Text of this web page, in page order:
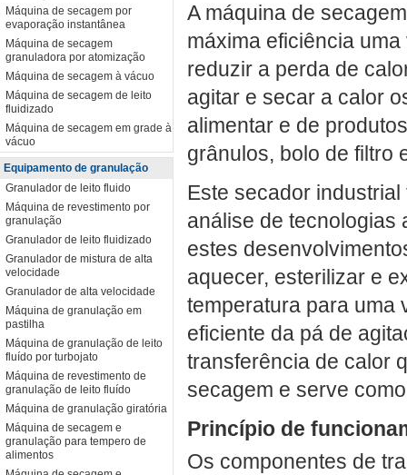
Máquina de secagem por
evaporação instantânea
Máquina de secagem
granuladora por atomização
Máquina de secagem à vácuo
Máquina de secagem de leito
fluidizado
Máquina de secagem em grade à
vácuo
Equipamento de granulação
Granulador de leito fluido
Máquina de revestimento por
granulação
Granulador de leito fluidizado
Granulador de mistura de alta
velocidade
Granulador de alta velocidade
Máquina de granulação em
pastilha
Máquina de granulação de leito
fluído por turbojato
Máquina de revestimento de
granulação de leito fluído
Máquina de granulação giratória
Máquina de secagem e
granulação para tempero de
alimentos
A máquina de
máxima eficiência
reduzir a perda de
agitar e secar a calor
alimentar e de
grânulos, bolo de filtro
Este secador
análise de tecnologias
estes
aquecer, esterilizar e
temperatura para uma
eficiente da pá de
transferência de calor
secagem e serve
Princípio de
Os componentes de